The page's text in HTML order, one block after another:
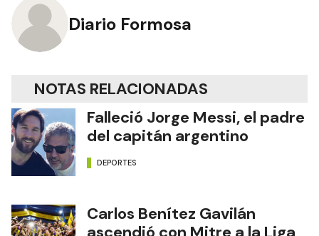
Diario Formosa
NOTAS RELACIONADAS
Falleció Jorge Messi, el padre
del capitán argentino
DEPORTES
Carlos Benítez Gavilán